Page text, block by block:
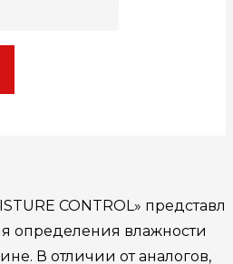
CONTROL»
определения влажности
В отличии от аналогов,